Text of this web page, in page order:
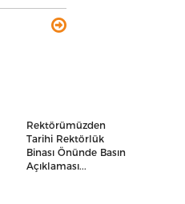
Rektörümüzden
Tarihi Rektörlük
Binası Önünde Basın
Açıklaması...